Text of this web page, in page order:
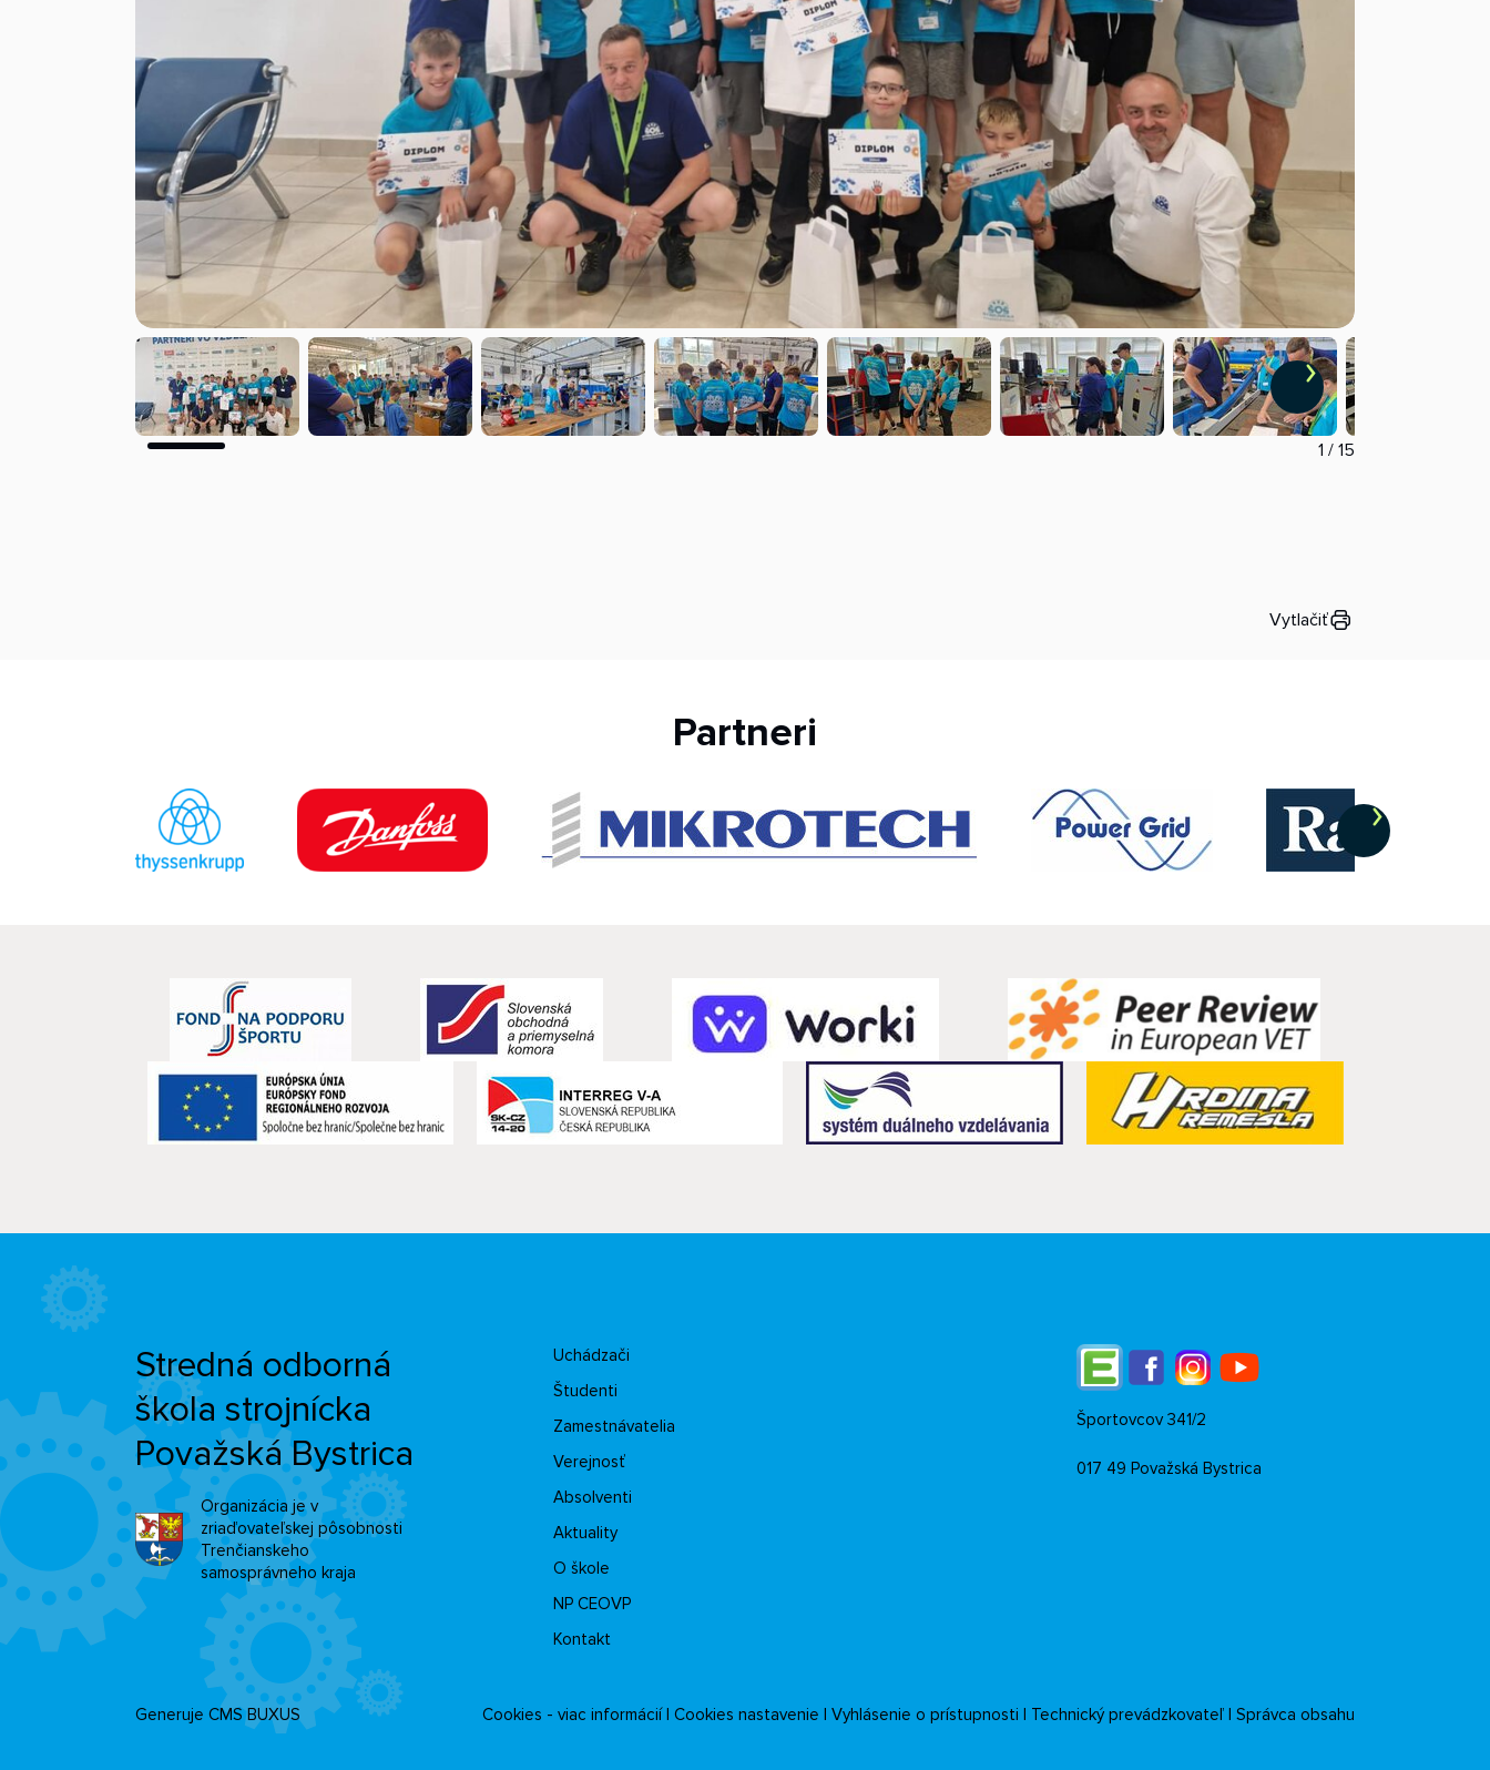
1 / 15
Vytlačiť
Partneri
Stredná odborná
škola strojnícka
Považská Bystrica
Organizácia je v
zriaďovateľskej pôsobnosti
Trenčianskeho
samosprávneho kraja
Uchádzači
Študenti
Zamestnávatelia
Verejnosť
Absolventi
Aktuality
O škole
NP CEOVP
Kontakt
EdupageFacebookInstagramYouTube
Športovcov 341/2
017 49 Považská Bystrica
Generuje CMS BUXUS Cookies - viac informácií| Cookies nastavenie | Vyhlásenie o prístupnosti | Technický prevádzkovateľ | Správca obsahu